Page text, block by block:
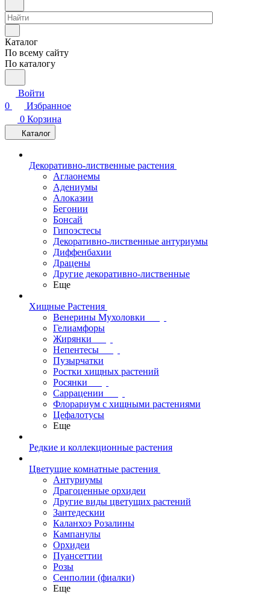
Каталог
По всему сайту
По каталогу
Войти
0
Избранное
0 Корзина
Каталог
Декоративно-лиственные растения
Аглаонемы
Адениумы
Алоказии
Бегонии
Бонсай
Гипоэстесы
Декоративно-лиственные антуриумы
Диффенбахии
Драцены
Другие декоративно-лиственные
Еще
Хищные Растения
Венерины Мухоловки
Гелиамфоры
Жирянки
Непентесы
Пузырчатки
Ростки хищных растений
Росянки
Саррацении
Флорариум с хищными растениями
Цефалотусы
Еще
Редкие и коллекционные растения
Цветущие комнатные растения
Антуриумы
Драгоценные орхидеи
Другие виды цветущих растений
Зантедескии
Каланхоэ Розалины
Кампанулы
Орхидеи
Пуансеттии
Розы
Сенполии (фиалки)
Еще